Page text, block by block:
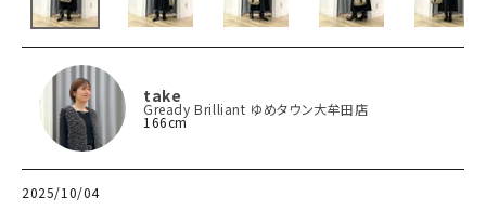
take
Gready Brilliant ゆめタウン大牟田店
166cm
2025/10/04